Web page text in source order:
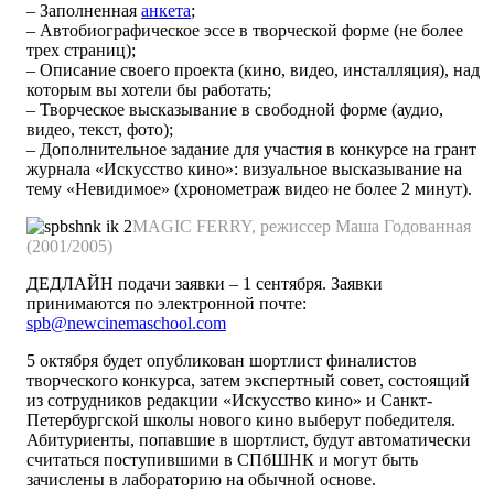
– Заполненная анкета;
– Автобиографическое эссе в творческой форме (не более
трех страниц);
– Описание своего проекта (кино, видео, инсталляция), над
которым вы хотели бы работать;
– Творческое высказывание в свободной форме (аудио,
видео, текст, фото);
– Дополнительное задание для участия в конкурсе на грант
журнала «Искусство кино»: визуальное высказывание на
тему «Невидимое» (хронометраж видео не более 2 минут).
MAGIC FERRY, режиссер Маша Годованная
(2001/2005)
ДЕДЛАЙН подачи заявки – 1 сентября. Заявки
принимаются по электронной почте:
spb@newcinemaschool.com
5 октября будет опубликован шортлист финалистов
творческого конкурса, затем экспертный совет, состоящий
из сотрудников редакции «Искусство кино» и Санкт-
Петербургской школы нового кино выберут победителя.
Абитуриенты, попавшие в шортлист, будут автоматически
считаться поступившими в СПбШНК и могут быть
зачислены в лабораторию на обычной основе.